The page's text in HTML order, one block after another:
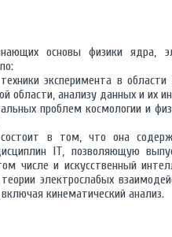
основы физики
эксперимента в
области, анализу данных и их
проблем космологии и
состоит в том, что она
IT, позволяющую
числе и искусственный
электрослабых
кинематический анализ.